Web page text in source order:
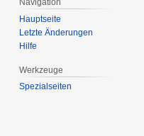
Hauptseite
Letzte Änderungen
Hilfe
Werkzeuge
Spezialseiten